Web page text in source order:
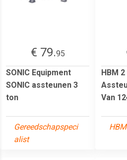
€ 79.95
SONIC Equipment
SONIC assteunen 3
ton
Gereedschapspeci
alist
HBM
Van